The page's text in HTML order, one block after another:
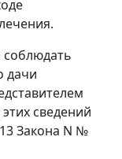
соблюдать
дачи
сведений
Закона N №